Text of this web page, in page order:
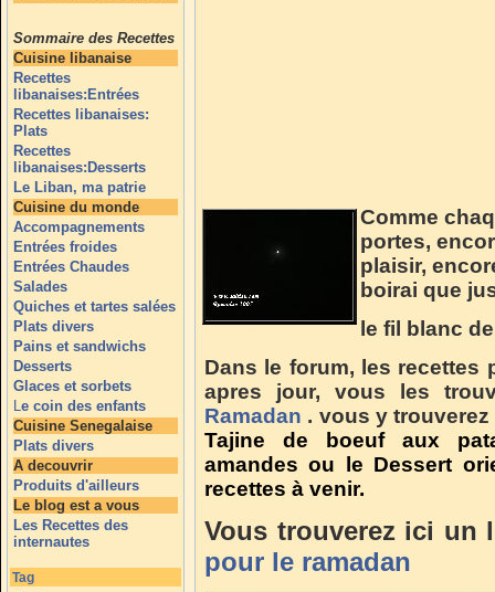
Sommaire des Recettes
Cuisine libanaise
Recettes
libanaises:Entrées
Recettes libanaises:
Plats
Recettes
libanaises:Desserts
Le Liban, ma patrie
Cuisine du monde
Accompagnements
Entrées froides
Entrées Chaudes
Salades
Quiches et tartes salées
Plats divers
Pains et sandwichs
Desserts
Glaces et sorbets
Le coin des enfants
Cuisine Senegalaise
Plats divers
A decouvrir
Produits d'ailleurs
Le blog est a vous
Les Recettes des
internautes
Tag
Comme
portes,
plaisir,
boirai que
le fil blanc
Dans le forum, les recettes
apres jour, vous les
Ramadan . vous y
Tajine de boeuf aux
amandes ou le Dessert
recettes à venir.
Vous trouverez ici un
pour le ramadan